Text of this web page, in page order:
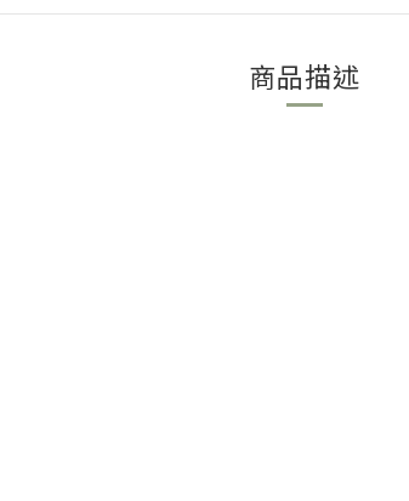
商品描述